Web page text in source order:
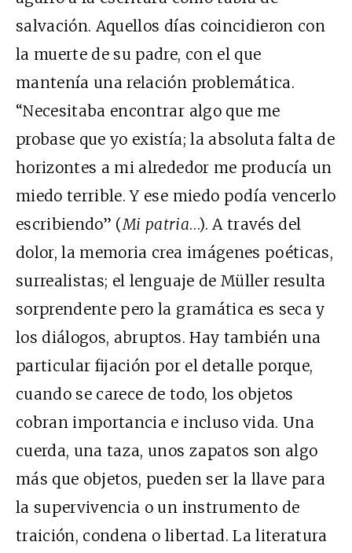
salvación. Aquellos días coincidieron con
la muerte de su padre, con el que
mantenía una relación problemática.
“Necesitaba encontrar algo que me
probase que yo existía; la absoluta falta de
horizontes a mi alrededor me producía un
miedo terrible. Y ese miedo podía vencerlo
escribiendo” (Mi patria…). A través del
dolor, la memoria crea imágenes poéticas,
surrealistas; el lenguaje de Müller resulta
sorprendente pero la gramática es seca y
los diálogos, abruptos. Hay también una
particular fijación por el detalle porque,
cuando se carece de todo, los objetos
cobran importancia e incluso vida. Una
cuerda, una taza, unos zapatos son algo
más que objetos, pueden ser la llave para
la supervivencia o un instrumento de
traición, condena o libertad. La literatura